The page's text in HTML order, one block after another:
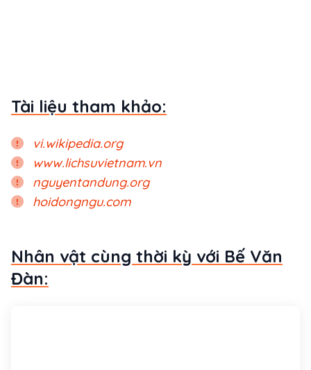
Tài liệu tham khảo:
vi.wikipedia.org
www.lichsuvietnam.vn
nguyentandung.org
hoidongngu.com
Nhân vật cùng thời kỳ với Bế Văn
Đàn: